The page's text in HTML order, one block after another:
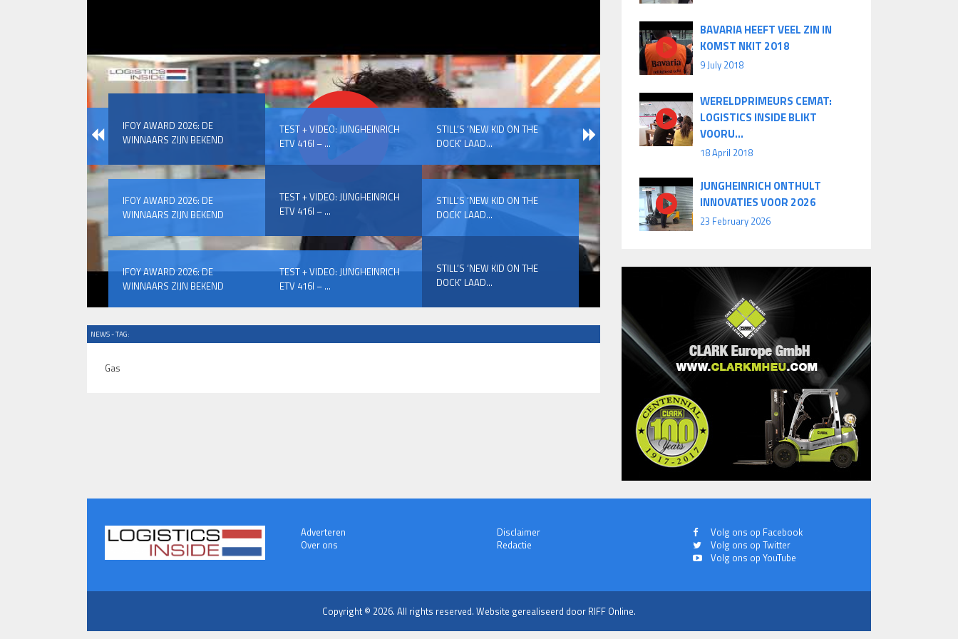
IFOY AWARD 2026: DE
WINNAARS ZIJN BEKEND
TEST + VIDEO: JUNGHEINRICH
ETV 416I – ...
STILL’S ‘NEW KID ON THE
DOCK’ LAAD...
IFOY AWARD 2026: DE
WINNAARS ZIJN BEKEND
TEST + VIDEO: JUNGHEINRICH
ETV 416I – ...
STILL’S ‘NEW KID ON THE
DOCK’ LAAD...
IFOY AWARD 2026: DE
WINNAARS ZIJN BEKEND
TEST + VIDEO: JUNGHEINRICH
ETV 416I – ...
STILL’S ‘NEW KID ON THE
DOCK’ LAAD...
NEWS - TAG:
Gas
BAVARIA HEEFT VEEL ZIN IN
KOMST NKIT 2018
9 July 2018
WERELDPRIMEURS CEMAT:
LOGISTICS INSIDE BLIKT
VOORU...
18 April 2018
JUNGHEINRICH ONTHULT
INNOVATIES VOOR 2026
23 February 2026
Adverteren
Over ons
Disclaimer
Redactie
Volg ons op Facebook
Volg ons op Twitter
Volg ons op YouTube
Copyright © 2026. All rights reserved. Website gerealiseerd door RIFF Online.